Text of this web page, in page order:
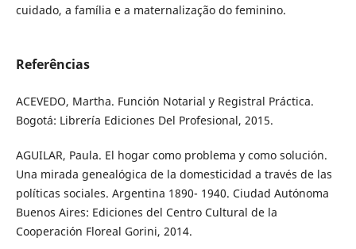
cuidado, a família e a maternalização do feminino.
Referências
ACEVEDO, Martha. Función Notarial y Registral Práctica.
Bogotá: Librería Ediciones Del Profesional, 2015.
AGUILAR, Paula. El hogar como problema y como solución.
Una mirada genealógica de la domesticidad a través de las
políticas sociales. Argentina 1890- 1940. Ciudad Autónoma
Buenos Aires: Ediciones del Centro Cultural de la
Cooperación Floreal Gorini, 2014.